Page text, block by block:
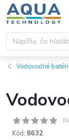
Prejsť
na
obsah
Vodovodné
Kód: 8632